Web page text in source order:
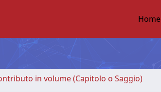
Home
in volume (Capitolo o Saggio)